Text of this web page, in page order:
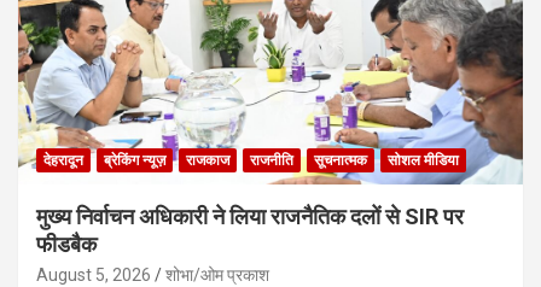
देहरादून ब्रेकिंग न्यूज़ राजकाज राजनीति सूचनात्मक सोशल मीडिया
मुख्य निर्वाचन अधिकारी ने लिया राजनैतिक दलों से SIR पर
फीडबैक
August 5, 2026 शोभा/ओम प्रकाश